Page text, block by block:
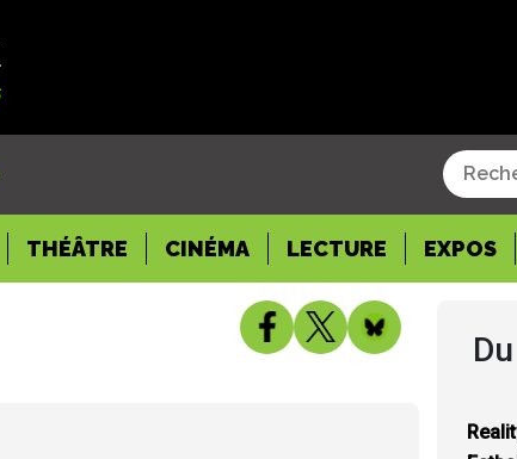
THÉÂTRE CINÉMA LECTURE EXPOS